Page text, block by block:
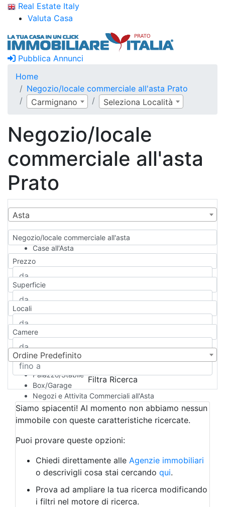
Real Estate Italy
Valuta Casa
Pubblica Annunci
Home
Negozio/locale commerciale all'asta Prato
Carmignano
Seleziona Località
Negozio/locale
commerciale all'asta
Prato
Asta
Negozio/locale commerciale all'asta
Case all'Asta
Qualsiasi
Appartamento
Casa indipendente
Casa Semi-indipendente
Attico/Mansarda
Rustico/Casale
Camera d'Albergo
Multiproprietà
Palazzo/Stabile
Box/Garage
Negozi e Attivita Commerciali all'Asta
Qualsiasi
Attività/Licenza Commerciale
Azienda Agricola
Bar/Ristorante
Albergo
Laboratorio Artigianale
Negozio/locale commerciale
Agriturismo
Magazzini
Prezzo
Superficie
Locali
Camere
Ordine Predefinito
Filtra Ricerca
Siamo spiacenti! Al momento non abbiamo nessun
immobile con queste caratteristiche ricercate.
Puoi provare queste opzioni:
Chiedi direttamente alle Agenzie immobiliari
o descrivigli cosa stai cercando qui.
Prova ad ampliare la tua ricerca modificando
i filtri nel motore di ricerca.